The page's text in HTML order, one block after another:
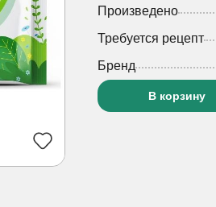
Произведено
Требуется рецепт
Бренд
В корзину